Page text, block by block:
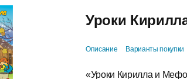
Уроки
Описание Варианты покупки
«Уроки Кирилла и